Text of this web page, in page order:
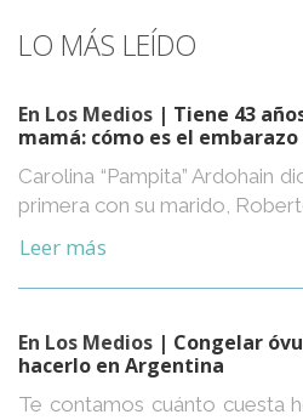
LO MÁS LEÍDO
En Los Medios | Tiene 43
mamá: cómo es el embarazo
Carolina “Pampita” Ardohain
primera con su marido,
Leer más
En Los Medios | Congelar
hacerlo en Argentina
Te contamos cuánto cuesta